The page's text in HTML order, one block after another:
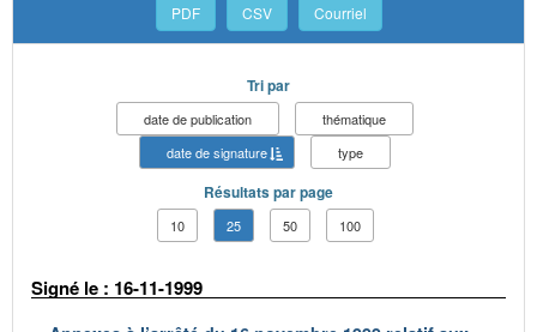
PDF CSV Courriel
Tri par
date de publication
thématique
date de signature
type
Résultats par page
10 25 50 100
Signé le : 16-11-1999